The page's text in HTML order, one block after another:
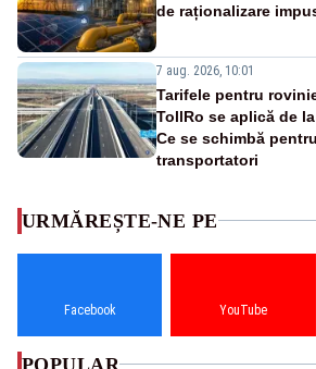
de raționalizare
7 aug. 2026, 10:01
Tarifele pentru
TollRo se aplică de
Ce se schimbă
transportatori
URMĂREȘTE-NE PE
Facebook YouTube
POPULAR